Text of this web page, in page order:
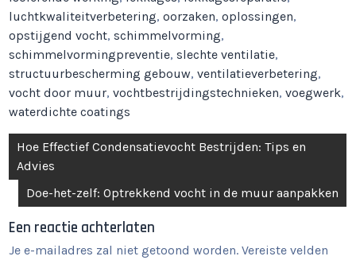
luchtkwaliteitverbetering,oorzaken,oplossingen,
opstijgend vocht,schimmelvorming,
schimmelvormingpreventie,slechte ventilatie,
structuurbescherming gebouw,ventilatieverbetering,
vocht door muur,vochtbestrijdingstechnieken,voegwerk,
waterdichte coatings
Berichtnavigatie
Hoe Effectief Condensatievocht Bestrijden: Tips en
Advies
Doe-het-zelf: Optrekkend vocht in de muur aanpakken
Een reactie achterlaten
Je e-mailadres zal niet getoond worden. Vereiste velden